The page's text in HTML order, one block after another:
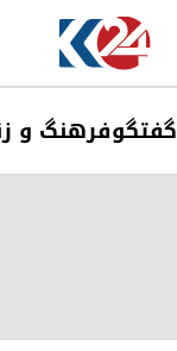
گفتگوفرهنگ و